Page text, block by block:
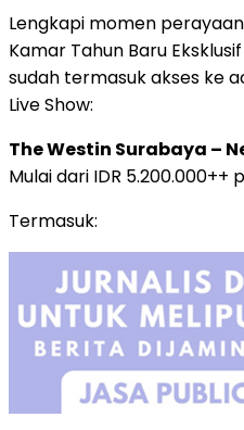
Lengkapi momen
Kamar Tahun Baru
sudah termasuk akses ke
Live Show:
The Westin Surabaya –
Mulai dari IDR
Termasuk: